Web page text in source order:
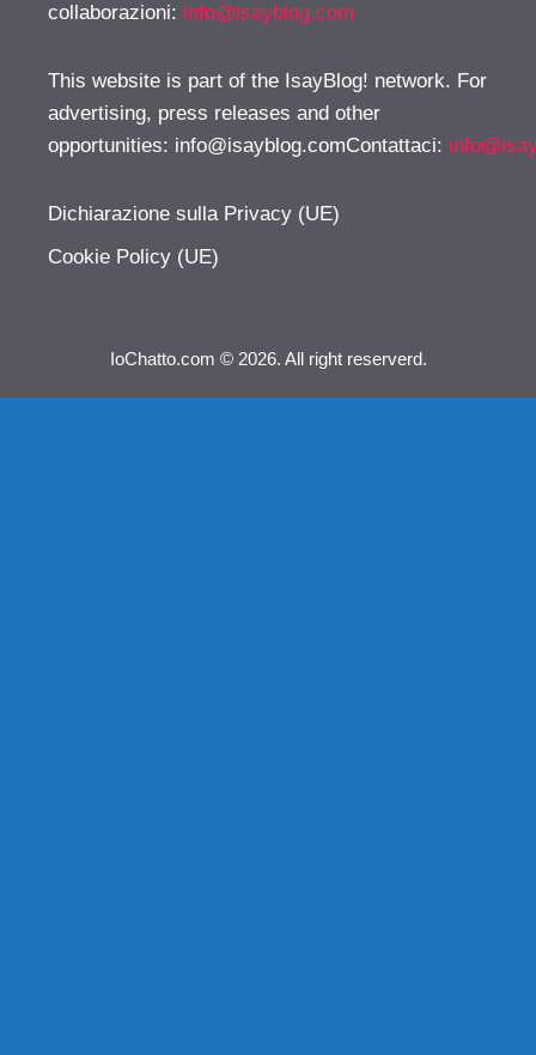
collaborazioni: info@isayblog.com
This website is part of the IsayBlog! network. For
advertising, press releases and other
opportunities: info@isayblog.comContattaci:
Dichiarazione sulla Privacy (UE)
Cookie Policy (UE)
IoChatto.com © 2026. All right reserverd.